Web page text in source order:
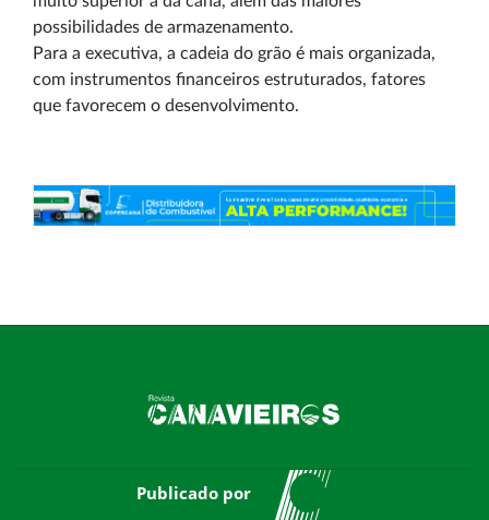
possibilidades de armazenamento.
Para a executiva, a cadeia do grão é mais organizada,
com instrumentos financeiros estruturados, fatores
que favorecem o desenvolvimento.
Publicado por